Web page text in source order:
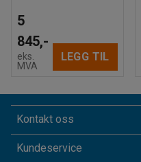
5
845,-
eks.
MVA
LEGG TIL
Kontakt oss
Kundeservice